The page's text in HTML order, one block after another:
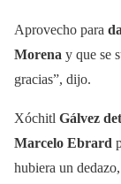
Aprovecho para
Morena y que se
gracias”, dijo.
Xóchitl Gálvez
Marcelo Ebrard
hubiera un